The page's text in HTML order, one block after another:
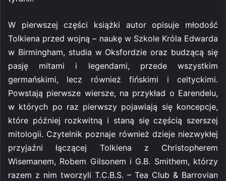
W pierwszej części książki autor opisuje młodość
Tolkiena przed wojną – naukę w Szkole Króla Edwarda
w Birmingham, studia w Oksfordzie oraz budzącą się
pasję mitami i legendami, przede wszystkim
germańskimi, lecz również fińskimi i celtyckimi.
Powstają pierwsze wiersze, na przykład o Earendelu,
w których po raz pierwszy pojawiają się koncepcje,
które później rozkwitną i staną się częścią szerszej
mitologii. Czytelnik poznaje również dzieje niezwykłej
przyjaźni łączącej Tolkiena z Christopherem
Wisemanem, Robem Gilsonem i G.B. Smithem, którzy
razem z nim tworzyli T.C.B.S. – Tea Club & Barrovian